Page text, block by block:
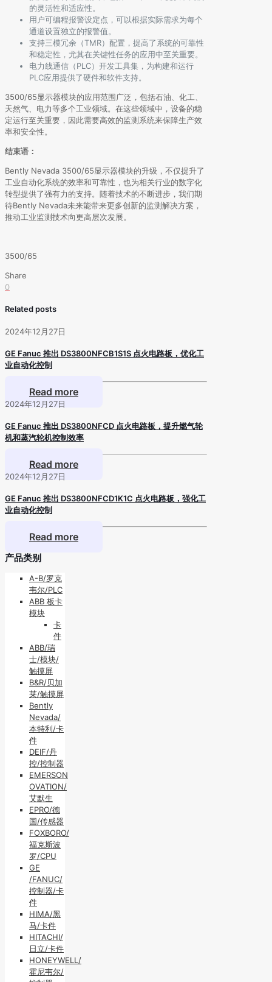
的灵活性和适应性。
用户可编程报警设定点，可以根据实际需求为每个
通道设置独立的报警值。
支持三模冗余（TMR）配置，提高了系统的可靠性
和稳定性，尤其在关键性任务的应用中至关重要。
电力线通信（PLC）开发工具集，为构建和运行
PLC应用提供了硬件和软件支持。
3500/65显示器模块的应用范围广泛，包括石油、化工、
天然气、电力等多个工业领域。在这些领域中，设备的稳
定运行至关重要，因此需要高效的监测系统来保障生产效
率和安全性。
结束语：
Bently Nevada 3500/65显示器模块的升级，不仅提升了
工业自动化系统的效率和可靠性，也为相关行业的数字化
转型提供了强有力的支持。随着技术的不断进步，我们期
待Bently Nevada未来能带来更多创新的监测解决方案，
推动工业监测技术向更高层次发展。
3500/65
Share
0
Related posts
2024年12月27日
GE Fanuc 推出 DS3800NFCB1S1S 点火电路板，优化工
业自动化控制
Read more
2024年12月27日
GE Fanuc 推出 DS3800NFCD 点火电路板，提升燃气轮
机和蒸汽轮机控制效率
Read more
2024年12月27日
GE Fanuc 推出 DS3800NFCD1K1C 点火电路板，强化工
业自动化控制
Read more
产品类别
A-B/罗克
韦尔/PLC
ABB 板卡
模块
卡
件
ABB/瑞
士/模块/
触摸屏
B&R/贝加
莱/触摸屏
Bently
Nevada/
本特利/卡
件
DEIF/丹
控/控制器
EMERSON
OVATION/
艾默生
EPRO/德
国/传感器
FOXBORO/
福克斯波
罗/CPU
GE
/FANUC/
控制器/卡
件
HIMA/黑
马/卡件
HITACHI/
日立/卡件
HONEYWELL/
霍尼韦尔/